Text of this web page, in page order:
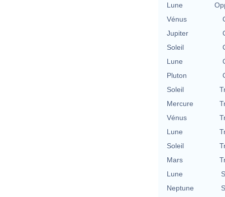
Lune
Vénus
Jupiter
Soleil
Lune
Pluton
Soleil
Mercure
Vénus
Lune
Soleil
Mars
Lune
Neptune